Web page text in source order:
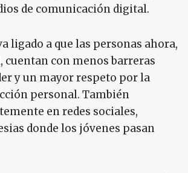
de comunicación digital.
ligado a que las personas ahora,
cuentan con menos barreras
y un mayor respeto por la
personal. También
en redes sociales,
donde los jóvenes pasan